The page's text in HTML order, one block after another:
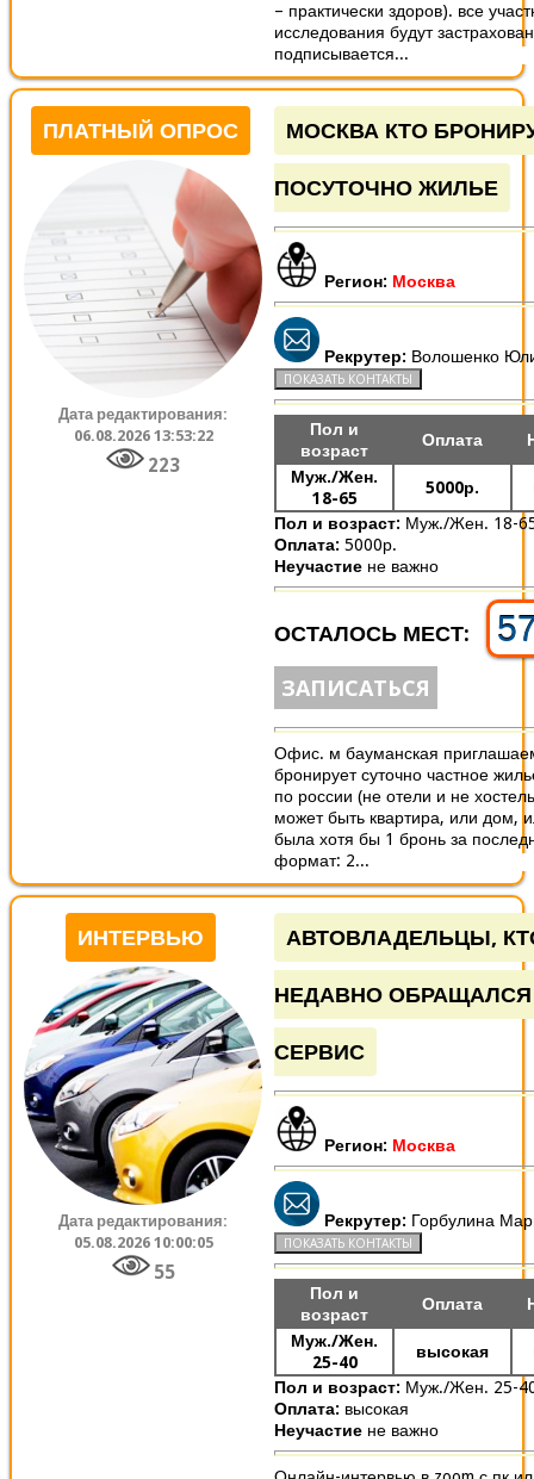
– практически здоров). все
исследования будут
подписывается...
ПЛАТНЫЙ ОПРОС
Дата редактирования:
06.08.2026 13:53:22
223
МОСКВА КТО
ПОСУТОЧНО ЖИЛЬЕ
Регион: Москва
Рекрутер: Волошенко
Пол и
возраст
Оплата
Муж./Жен.
18-65
5000р.
Пол и возраст: Муж./Жен. 18-
Оплата: 5000р.
Неучастие не важно
ОСТАЛОСЬ МЕСТ:
ЗАПИСАТЬСЯ
Офис. м бауманская
бронирует суточно частное
по россии (не отели и не
может быть квартира, или дом,
была хотя бы 1 бронь за
формат: 2...
ИНТЕРВЬЮ
Дата редактирования:
05.08.2026 10:00:05
55
АВТОВЛАДЕЛЬЦЫ,
НЕДАВНО
СЕРВИС
Регион: Москва
Рекрутер: Горбулина
Пол и
возраст
Оплата
Муж./Жен.
25-40
высокая
Пол и возраст: Муж./Жен. 25-
Оплата: высокая
Неучастие не важно